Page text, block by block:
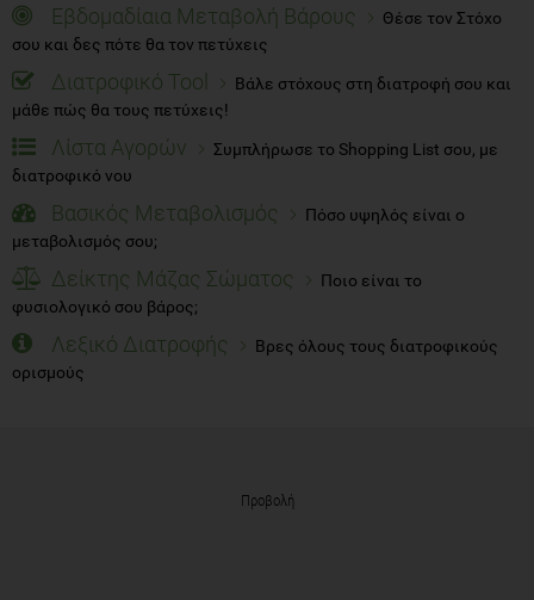
Εβδομαδίαια Μεταβολή Βάρους
Θέσε τον Στόχο
σου και δες πότε θα τον πετύχεις
Διατροφικό Tool
Βάλε στόχους στη διατροφή σου και
μάθε πώς θα τους πετύχεις!
Λίστα Αγορών
Συμπλήρωσε το Shopping List σου, με
διατροφικό νου
Βασικός Μεταβολισμός
Πόσο υψηλός είναι ο
μεταβολισμός σου;
Δείκτης Μάζας Σώματος
Ποιο είναι το
φυσιολογικό σου βάρος;
Λεξικό Διατροφής
Βρες όλους τους διατροφικούς
ορισμούς
Προβολή